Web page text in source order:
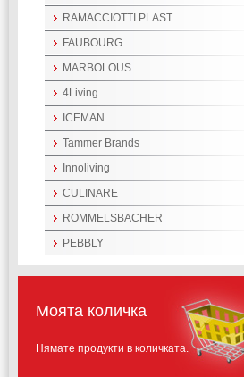
RAMACCIOTTI PLAST
FAUBOURG
MARBOLOUS
4Living
ICEMAN
Tammer Brands
Innoliving
CULINARE
ROMMELSBACHER
PEBBLY
Моята количка
Нямате продукти в количката.